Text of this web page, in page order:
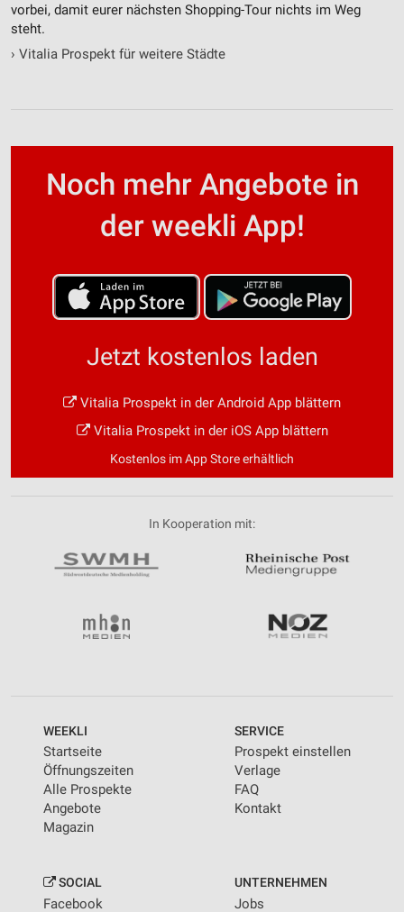
vorbei, damit eurer nächsten Shopping-Tour nichts im Weg
steht.
› Vitalia Prospekt für weitere Städte
Noch mehr Angebote in
der weekli App!
Jetzt kostenlos laden
Vitalia Prospekt in der Android App blättern
Vitalia Prospekt in der iOS App blättern
Kostenlos im App Store erhältlich
In Kooperation mit:
WEEKLI
Startseite
Öffnungszeiten
Alle Prospekte
Angebote
Magazin
SERVICE
Prospekt einstellen
Verlage
FAQ
Kontakt
SOCIAL
Facebook
UNTERNEHMEN
Jobs